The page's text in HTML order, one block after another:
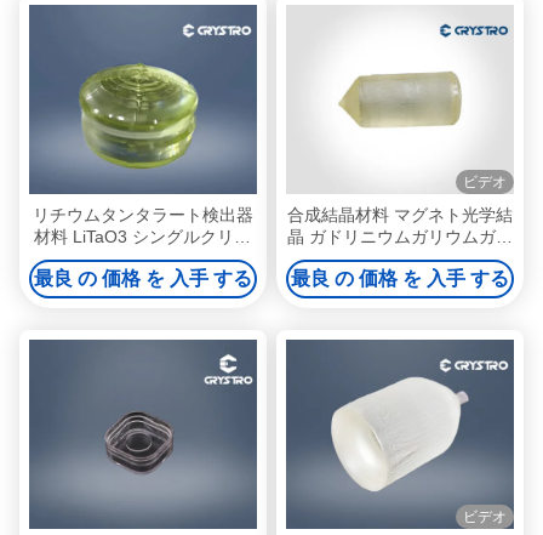
リチウムタンタラート検出器
材料 LiTaO3 シングルクリス
タル ピロエレクトリック
最良 の 価格 を 入手 する
ビデオ
合成結晶材料 マグネト光学結
晶 ガドリニウムガリウムガー
ネット GGG
最良 の 価格 を 入手 する
ビデオ